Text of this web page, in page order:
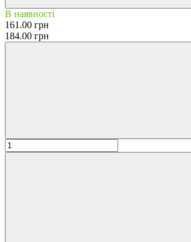
В наявності
161.00 грн
184.00 грн